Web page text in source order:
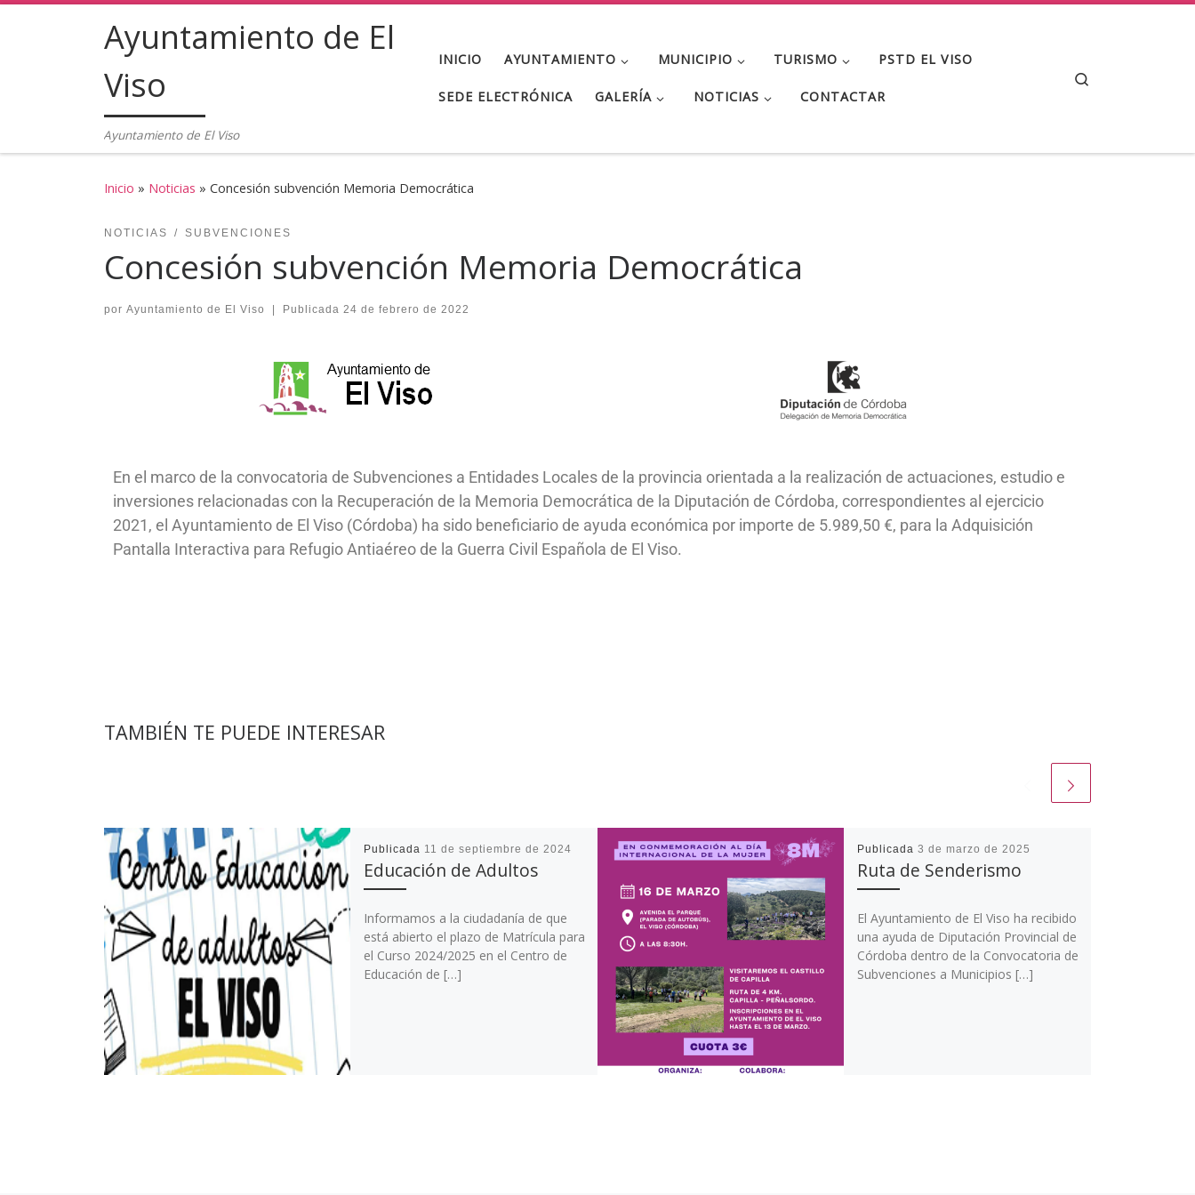
Saltar al contenidoAyuntamiento de El
Viso
Ayuntamiento de El Viso
INICIO AYUNTAMIENTO MUNICIPIO TURISMO PSTD EL VISO
SEDE ELECTRÓNICA GALERÍA NOTICIAS CONTACTAR
Inicio » Noticias » Concesión subvención Memoria Democrática
NOTICIAS SUBVENCIONES
Concesión subvención Memoria Democrática
por Ayuntamiento de El Viso Publicada 24 de febrero de 2022
En el marco de la convocatoria de Subvenciones a Entidades Locales de la provincia orientada a la realización de actuaciones, estudio e
inversiones relacionadas con la Recuperación de la Memoria Democrática de la Diputación de Córdoba, correspondientes al ejercicio
2021, el Ayuntamiento de El Viso (Córdoba) ha sido beneficiario de ayuda económica por importe de 5.989,50 €, para la Adquisición
Pantalla Interactiva para Refugio Antiaéreo de la Guerra Civil Española de El Viso.
TAMBIÉN TE PUEDE INTERESAR
Publicada 11 de septiembre de 2024
Educación de Adultos
Informamos a la ciudadanía de que
está abierto el plazo de Matrícula para
el Curso 2024/2025 en el Centro de
Educación de […]
Publicada 3 de marzo de 2025
Ruta de Senderismo
El Ayuntamiento de El Viso ha recibido
una ayuda de Diputación Provincial de
Córdoba dentro de la Convocatoria de
Subvenciones a Municipios […]